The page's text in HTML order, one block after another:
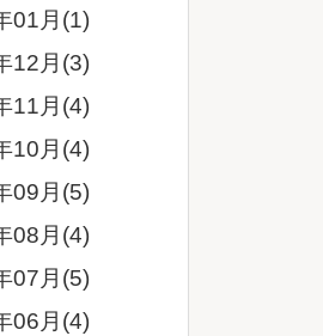
01月(1)
12月(3)
11月(4)
10月(4)
09月(5)
08月(4)
07月(5)
06月(4)